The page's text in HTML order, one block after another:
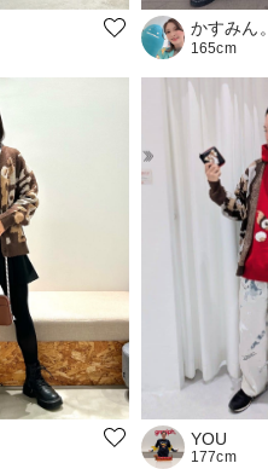
かすみん。
165cm
YOU
177cm